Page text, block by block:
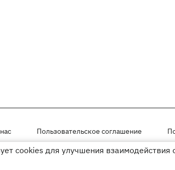
Пользовательское соглашение
компании», «PR» и «Факт» размещены на правах
cookies для улучшения